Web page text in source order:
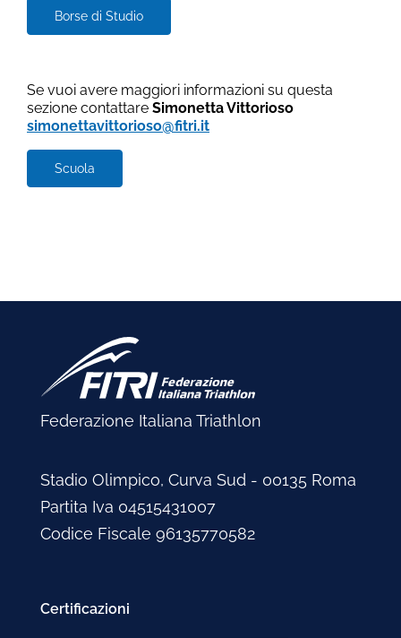
Borse di Studio
Se vuoi avere maggiori informazioni su questa
sezione contattare Simonetta Vittorioso
simonettavittorioso@fitri.it
Scuola
Federazione Italiana Triathlon
Stadio Olimpico, Curva Sud - 00135 Roma
Partita Iva 04515431007
Codice Fiscale 96135770582
Certificazioni